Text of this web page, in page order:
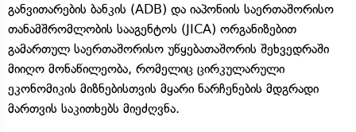
განვითარების ბანკის (ADB) და იაპონიის საერთაშორისო
თანამშრომლობის სააგენტოს (JICA) ორგანიზებით
გამართულ საერთაშორისო უწყებათაშორის შეხვედრაში
მიიღო მონაწილეობა, რომელიც ცირკულარული
ეკონომიკის მიზნებისთვის მყარი ნარჩენების მდგრადი
მართვის საკითხებს მიეძღვნა.